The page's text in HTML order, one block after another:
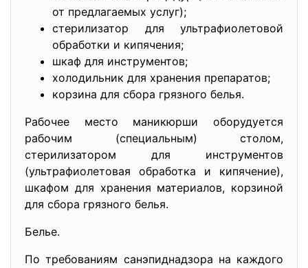
от предлагаемых услуг);
стерилизатор для ультрафиолетовой
обработки и кипячения;
шкаф для инструментов;
холодильник для хранения препаратов;
корзина для сбора грязного белья.
Рабочее место маникюрши оборудуется
рабочим (специальным) столом,
стерилизатором для инструментов
(ультрафиолетовая обработка и кипячение),
шкафом для хранения материалов, корзиной
для сбора грязного белья.
Белье.
По требованиям санэпиднадзора на каждого